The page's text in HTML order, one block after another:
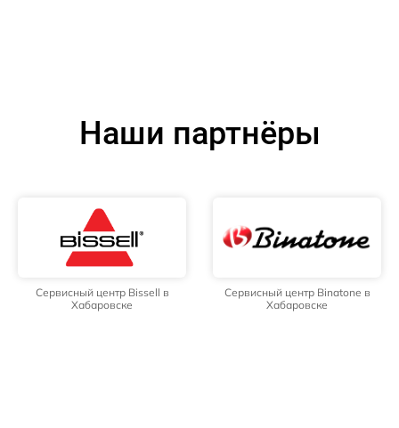
Наши партнёры
Сервисный центр Bissell в
Хабаровске
Сервисный центр Binatone в
Хабаровске